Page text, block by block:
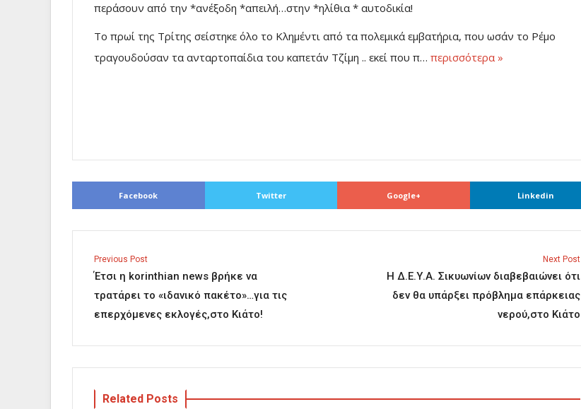
περάσουν από την *ανέξοδη *απειλή…στην *ηλίθια * αυτοδικία!
Το πρωί της Τρίτης σείστηκε όλο το Κλημέντι από τα πολεμικά εμβατήρια, που ωσάν το Ρέμο
τραγουδούσαν τα ανταρτοπαίδια του καπετάν Τζίμη .. εκεί που π… περισσότερα »
Facebook Twitter Google+ Linkedin
Previous Post
Έτσι η korinthian news βρήκε να
τρατάρει το «ιδανικό πακέτο»…για τις
επερχόμενες εκλογές,στο Κιάτο!
Next Post
Η Δ.Ε.Υ.Α. Σικυωνίων διαβεβαιώνει ότι
δεν θα υπάρξει πρόβλημα επάρκειας
νερού,στο Κιάτο
Related Posts